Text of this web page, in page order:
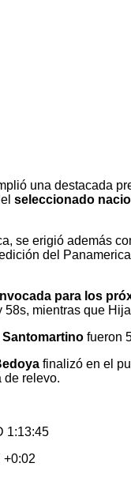
una destacada
seleccionado
se erigió además
del
para los
mientras que
Santomartino fueron
finalizó en el
de relevo.
1:13:45
+0:02